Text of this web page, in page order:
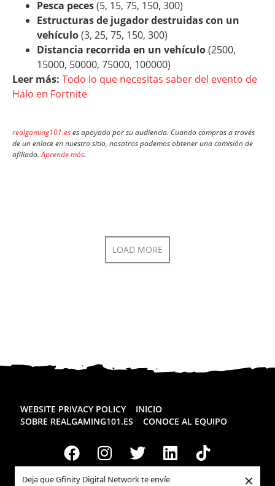
Deja que Gfinity Digital Network te envíe
×
Pesca peces(5, 15, 75, 150, 300)
Estructuras de jugador destruidas con un
vehículo(3, 25, 75, 150, 300)
Distancia recorrida en un vehículo(2500,
15000, 50000, 75000, 100000)
Leer más: Todo lo que necesitas saber del evento de
Halo en Fortnite
realgaming101.eses apoyado por su audiencia. Cuando compras a través
de un enlace en nuestro sitio, nosotros podemos obtener una comisión de
afiliado.Aprende más.
LOAD MORE
WEBSITE PRIVACY POLICY
INICIO
SOBRE REALGAMING101.ES
CONOCE AL EQUIPO